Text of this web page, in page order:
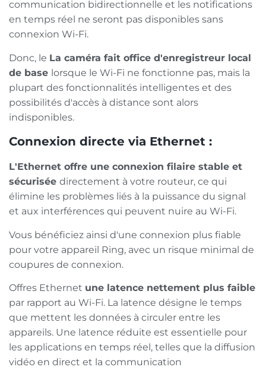
communication bidirectionnelle et les notifications
en temps réel ne seront pas disponibles sans
connexion Wi-Fi.
Donc, le La caméra fait office d'enregistreur local
de base lorsque le Wi-Fi ne fonctionne pas, mais la
plupart des fonctionnalités intelligentes et des
possibilités d'accès à distance sont alors
indisponibles.
Connexion directe via Ethernet :
L'Ethernet offre une connexion filaire stable et
sécurisée directement à votre routeur, ce qui
élimine les problèmes liés à la puissance du signal
et aux interférences qui peuvent nuire au Wi-Fi.
Vous bénéficiez ainsi d'une connexion plus fiable
pour votre appareil Ring, avec un risque minimal de
coupures de connexion.
Offres Ethernet une latence nettement plus faible
par rapport au Wi-Fi. La latence désigne le temps
que mettent les données à circuler entre les
appareils. Une latence réduite est essentielle pour
les applications en temps réel, telles que la diffusion
vidéo en direct et la communication